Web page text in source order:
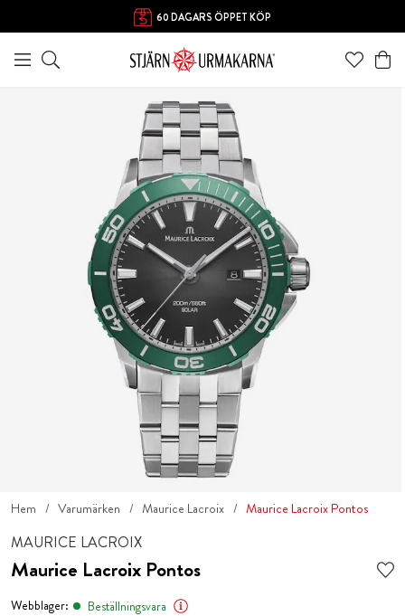
60 DAGARS ÖPPET KÖP
Hem Varumärken Maurice Lacroix Maurice Lacroix Pontos
MAURICE LACROIX
Maurice Lacroix Pontos
Webblager: Beställningsvara